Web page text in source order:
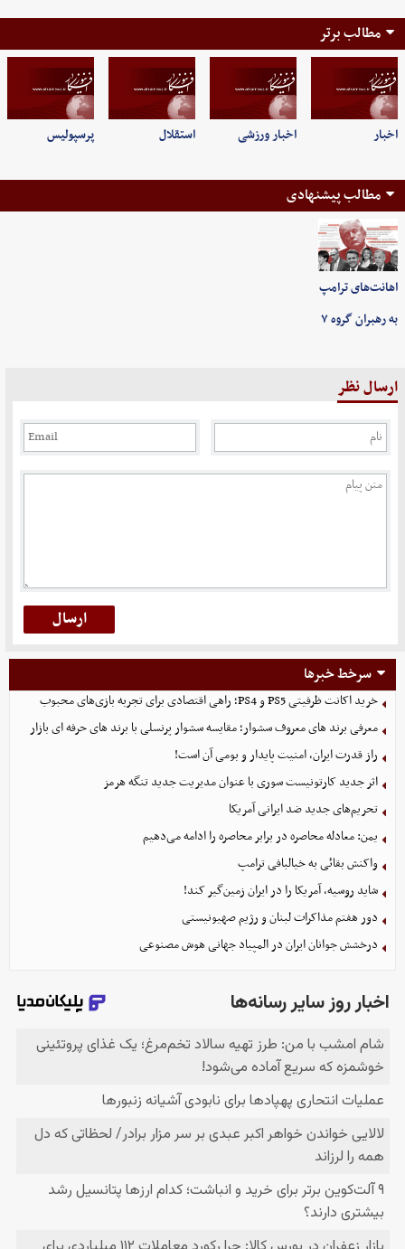
مطالب برتر
اخبار اخبار ورزشی استقلال پرسپولیس
مطالب پیشنهادی
اهانت‌های ترامپ
به رهبران گروه ۷
ارسال نظر
سرخط خبرها
خرید اکانت ظرفیتی PS5 و PS4؛ راهی اقتصادی برای تجربه بازی‌های محبوب
معرفی برند های معروف سشوار؛ مقایسه سشوار پرنسلی با برند های حرفه ای بازار
راز قدرت ایران، امنیت پایدار و بومی آن است!
اثر جدید کارتونیست سوری با عنوان مدیریت جدید تنگه هرمز
تحریم‌های جدید ضد ایرانی آمریکا
یمن: معادله محاصره در برابر محاصره را ادامه می‌دهیم
واکنش بقائی به خیالبافی ترامپ
شاید روسیه، آمریکا را در ایران زمین‌گیر کند!
دور هفتم مذاکرات لبنان و رژیم صهیونیستی
درخشش جوانان ایران در المپیاد جهانی هوش مصنوعی